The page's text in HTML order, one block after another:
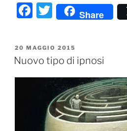
F
c
e
b
T
w
itt
er
Share
PUBBLICATO
IL
20 MAGGIO 2015
Nuovo tipo di ipnosi